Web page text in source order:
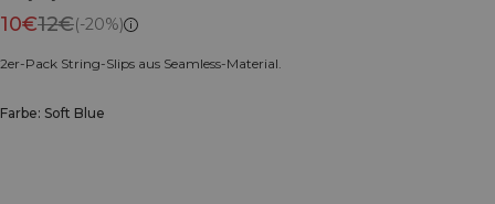
10€12€(-20%)
2er-Pack String-Slips aus Seamless-Material.
Farbe: Soft Blue